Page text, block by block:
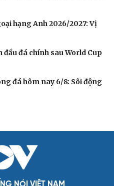
hạng Anh 2026/2027: Vị
đá chính sau World Cup
đá hôm nay 6/8: Sôi động